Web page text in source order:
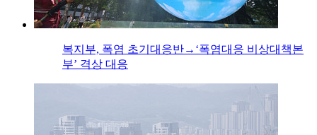
복지부, 폭염 초기대응반→‘폭염대응 비상대책본
부’ 격상 대응